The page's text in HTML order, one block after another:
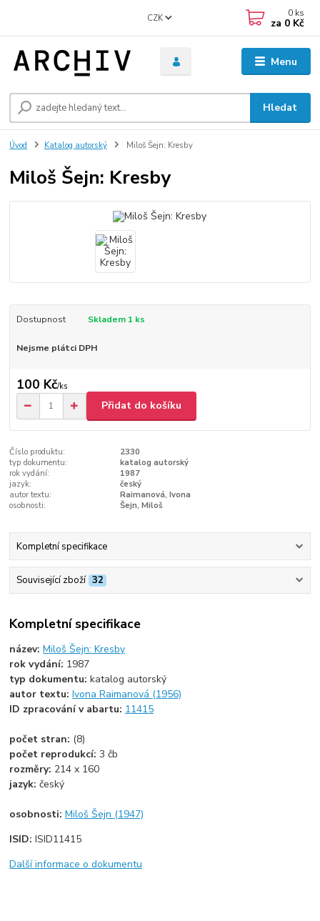
Menu
CZK
Hledat
0 ks
za 0 Kč
Úvod Katalog autorský Miloš Šejn: Kresby
Miloš Šejn: Kresby
Dostupnost Skladem 1 ks
Nejsme plátci DPH
100 Kč/ks
Přidat do košíku
Číslo produktu:
2330
typ dokumentu:
katalog autorský
rok vydání:
1987
jazyk:
český
autor textu:
Raimanová, Ivona
osobnosti:
Šejn, Miloš
Kompletní specifikace
Související zboží 32
Kompletní specifikace
název:Miloš Šejn: Kresby
rok vydání: 1987
typ dokumentu:katalog autorský
autor textu:Ivona Raimanová (1956)
ID zpracování v abartu: 11415
počet stran: (8)
počet reprodukcí:3 čb
rozměry: 214 x 160
jazyk:český
osobnosti:Miloš Šejn (1947)
ISID:ISID11415
Další informace o dokumentu